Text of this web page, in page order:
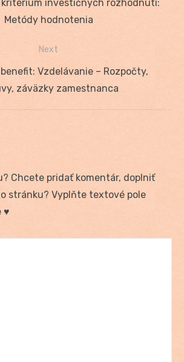
kritérium investičných rozhodnutí:
Metódy hodnotenia
Next
Vzdelávanie – Rozpočty,
záväzky zamestnanca
Chcete pridať komentár, doplniť
stránku? Vyplňte textové pole
♥